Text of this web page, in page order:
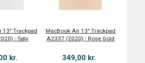
13" Trackpad
- Sølv
kr.
MacBook Air 13" Trackpad
A2337 (2020) - Rose Gold
349,00 kr.